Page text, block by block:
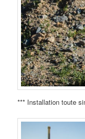
*** Installation toute